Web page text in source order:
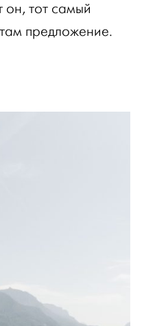
он, тот самый
предложение.